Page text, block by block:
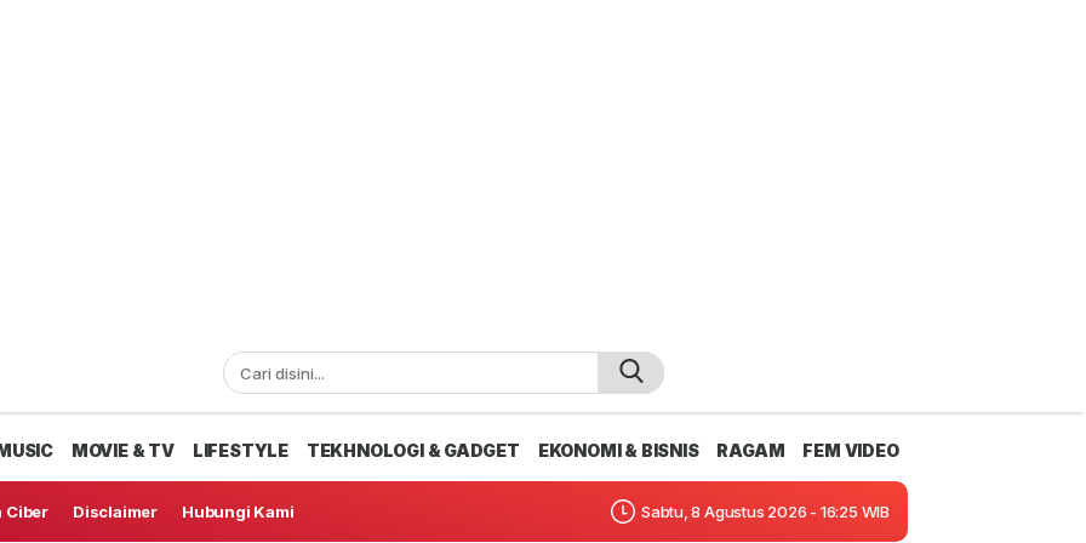
MOVIE & TV LIFESTYLE TEKHNOLOGI & GADGET EKONOMI & BISNIS RAGAM FEM VIDEO
Ciber Disclaimer Hubungi Kami Sabtu, 8 Agustus 2026 - 16:25 WIB